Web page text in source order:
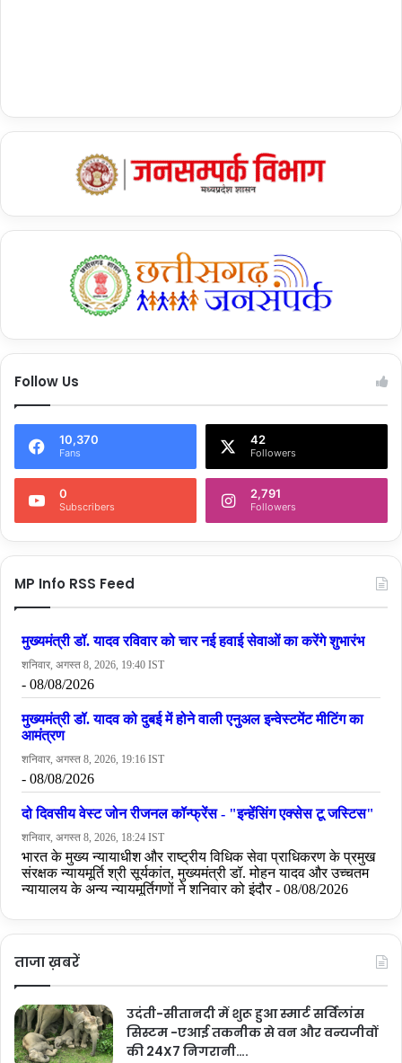
Follow Us
10,370
Fans
42
Followers
0
Subscribers
2,791
Followers
MP Info RSS Feed
ताजा ख़बरें
उदंती-सीतानदी में शुरू हुआ स्मार्ट सर्विलांस
सिस्टम -एआई तकनीक से वन और वन्यजीवों
की 24X7 निगरानी….